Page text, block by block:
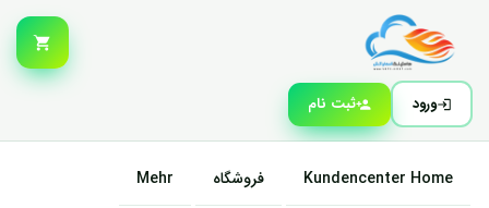
ورود ثبت نام
Kundencenter Home فروشگاه Mehr